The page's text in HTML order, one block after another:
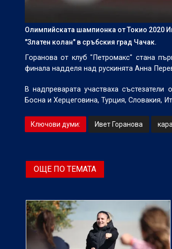
Олимпийската шампионка от Токио 2020
"Златен колан" в сръбския град Чачак.
Горанова от клуб "Петромакс" стана
финала надделя над рускинята Анна
В надпреварата участваха
Босна и Херцеговина, Турция, Словакия,
Ключови думи: Ивет Горанова
ОЩЕ ПО ТЕМАТА